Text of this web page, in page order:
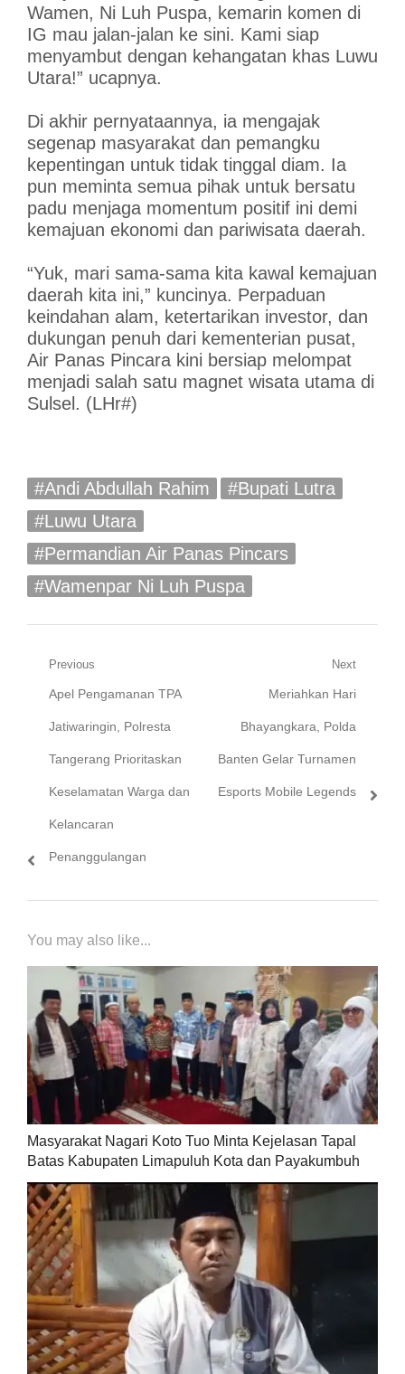
Wamen, Ni Luh Puspa, kemarin komen di
IG mau jalan-jalan ke sini. Kami siap
menyambut dengan kehangatan khas Luwu
Utara!” ucapnya.
Di akhir pernyataannya, ia mengajak
segenap masyarakat dan pemangku
kepentingan untuk tidak tinggal diam. Ia
pun meminta semua pihak untuk bersatu
padu menjaga momentum positif ini demi
kemajuan ekonomi dan pariwisata daerah.
“Yuk, mari sama-sama kita kawal kemajuan
daerah kita ini,” kuncinya. Perpaduan
keindahan alam, ketertarikan investor, dan
dukungan penuh dari kementerian pusat,
Air Panas Pincara kini bersiap melompat
menjadi salah satu magnet wisata utama di
Sulsel. (LHr#)
#Andi Abdullah Rahim
#Bupati Lutra
#Luwu Utara
#Permandian Air Panas Pincars
#Wamenpar Ni Luh Puspa
Navigasi
pos
Previous
Previous
post:
Apel Pengamanan TPA
Jatiwaringin, Polresta
Tangerang Prioritaskan
Keselamatan Warga dan
Kelancaran
Penanggulangan
Next
Next
post:
Meriahkan Hari
Bhayangkara, Polda
Banten Gelar Turnamen
Esports Mobile Legends
You may also like...
Masyarakat Nagari Koto Tuo Minta Kejelasan Tapal
Batas Kabupaten Limapuluh Kota dan Payakumbuh